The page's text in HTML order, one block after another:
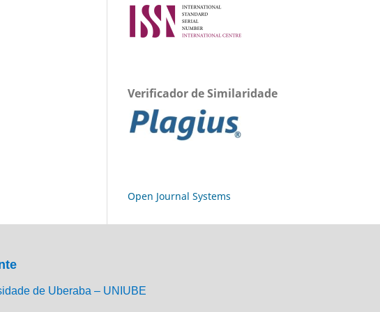
Verificador de Similaridade
Open Journal Systems
de Uberaba – UNIUBE